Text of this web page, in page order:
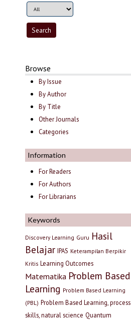
Browse
By Issue
By Author
By Title
Other Journals
Categories
Information
For Readers
For Authors
For Librarians
Keywords
Discovery Learning Guru Hasil
Belajar IPAS Keterampilan Berpikir
Kritis Learning Outcomes
Matematika Problem Based
Learning Problem Based Learning
(PBL) Problem Based Learning, process
skills, natural science Quantum